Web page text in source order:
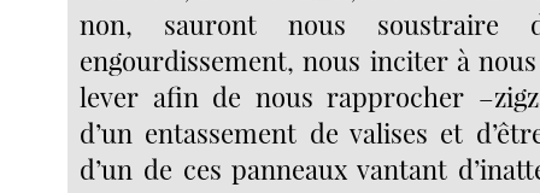
non, sauront nous soustraire
engourdissement, nous inciter à
lever afin de nous rapprocher
d’un entassement de valises et
d’un de ces panneaux vantant